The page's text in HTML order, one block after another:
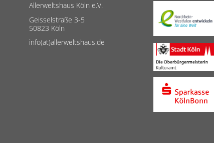
Allerweltshaus Köln e.V.
Geisselstraße 3-5
50823 Köln
info(at)allerweltshaus.de